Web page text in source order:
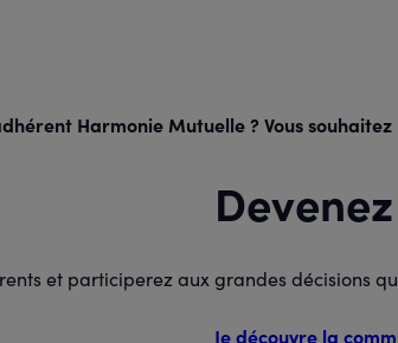
Harmonie Mutuelle ? Vous
et participerez aux grandes décisions
Je découvre la